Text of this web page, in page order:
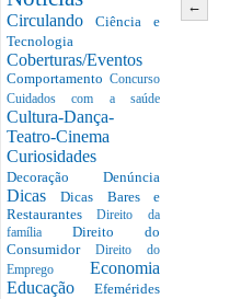
CirculandoCiência e
Tecnologia
Coberturas/Eventos
Comportamento Concurso
Cuidados com a saúde
Cultura-Dança-
Teatro-Cinema
Curiosidades
Decoração Denúncia
DicasDicas Bares e
RestaurantesDireito da
família Direito do
Consumidor Direito do
Emprego Economia
Educação Efemérides
←